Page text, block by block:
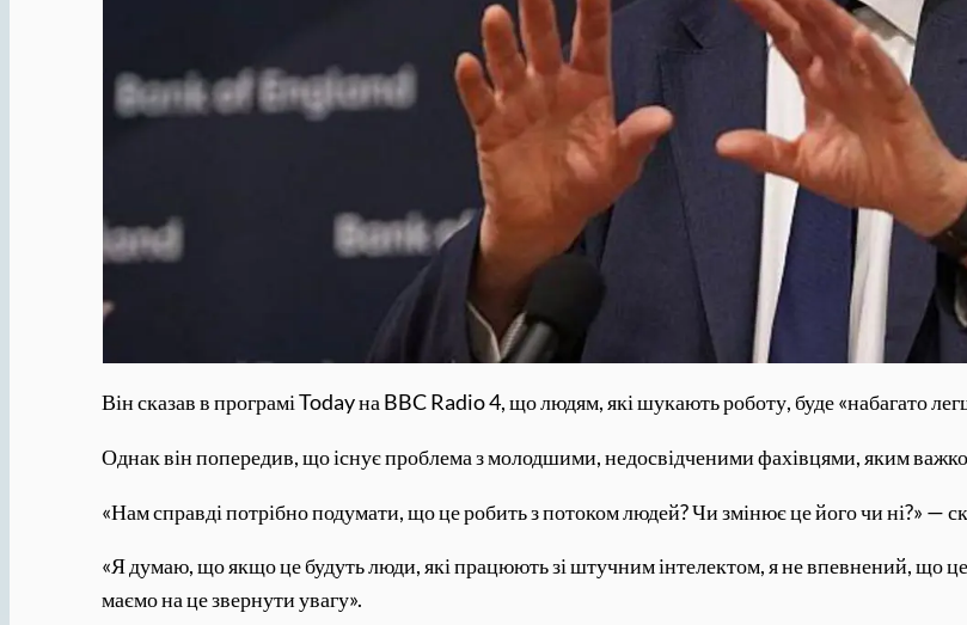
Він сказав в програмі Today на BBC Radio 4, що людям, які шукають роботу, буде «набагато
Однак він попередив, що існує проблема з молодшими, недосвідченими фахівцями, яким
«Нам справді потрібно подумати, що це робить з потоком людей? Чи змінює це його чи ні?» —
«Я думаю, що якщо це будуть люди, які працюють зі штучним інтелектом, я не впевнений, що
маємо на це звернути увагу».